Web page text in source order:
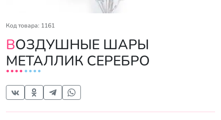
Код товара: 1161
ВОЗДУШНЫЕ ШАРЫ
МЕТАЛЛИК СЕРЕБРО